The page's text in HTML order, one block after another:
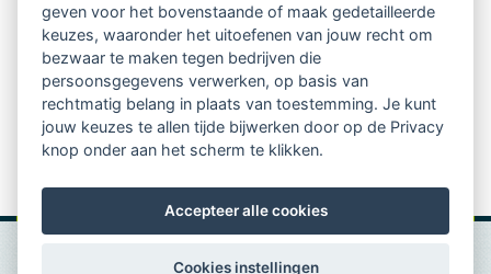
Lees volledig artikel>>
Bron: Coachlink Magazine 18.
geven voor het bovenstaande of maak gedetailleerde
keuzes, waaronder het uitoefenen van jouw recht om
bezwaar te maken tegen bedrijven die
persoonsgegevens verwerken, op basis van
rechtmatig belang in plaats van toestemming. Je kunt
jouw keuzes te allen tijde bijwerken door op de Privacy
knop onder aan het scherm te klikken.
Accepteer alle cookies
Cookies instellingen